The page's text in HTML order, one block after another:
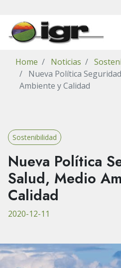
contenido
principal
Home Noticias
Nueva Política
Ambiente y Calidad
Sostenibilidad
Nueva Política
Salud, Medio
Calidad
2020-12-11